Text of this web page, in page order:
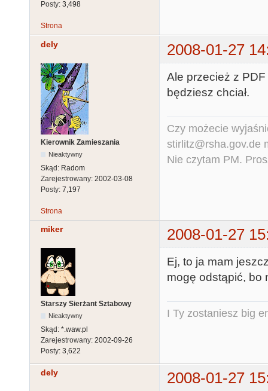
Posty: 3,498
Strona
dely 2008-01-27
Kierownik Zamieszania
Nieaktywny
Skąd: Radom
Zarejestrowany: 2002-03-08
Posty: 7,197
Ale przecież z
będziesz chciał.
Czy możecie
stirlitz@rsha.gov.de
Nie czytam PM.
Strona
miker 2008-01-27
Starszy Sierżant Sztabowy
Nieaktywny
Skąd: *.waw.pl
Zarejestrowany: 2002-09-26
Posty: 3,622
Ej, to ja mam
mogę odstąpić, bo
I Ty zostaniesz big
dely 2008-01-27